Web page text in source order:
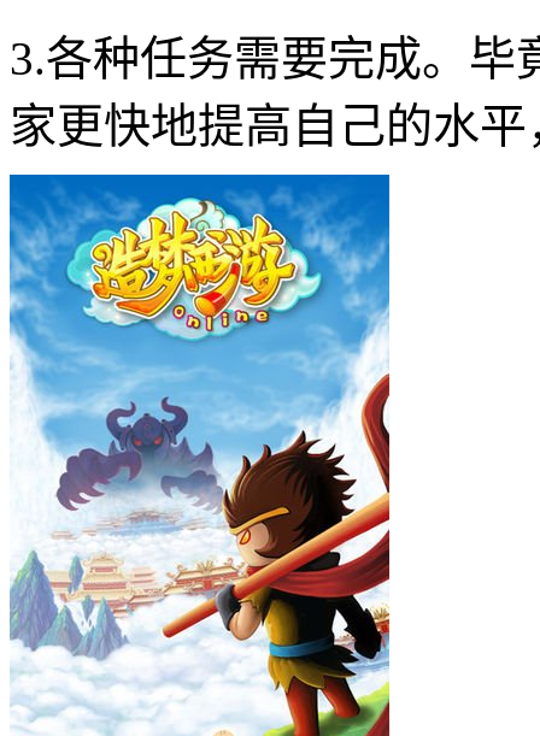
3.各种任务需要完成。
家更快地提高自己的水